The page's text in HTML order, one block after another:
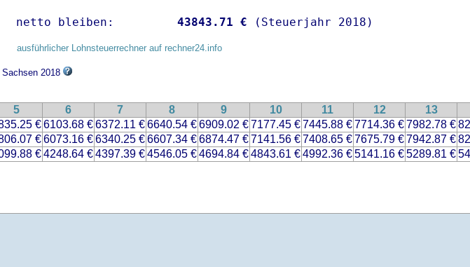
netto bleiben: 43843.71 € (Steuerjahr 2018)
ausführlicher Lohnsteuerrechner auf rechner24.info
2018
5 6 7 8 9 10 11 12
13
€6103.68 €6372.11 €6640.54 €6909.02 €7177.45 €7445.88 €7714.36 €7982.78 €
€6073.16 €6340.25 €6607.34 €6874.47 €7141.56 €7408.65 €7675.79 €7942.87 €
€4248.64 €4397.39 €4546.05 €4694.84 €4843.61 €4992.36 €5141.16 €5289.81 €